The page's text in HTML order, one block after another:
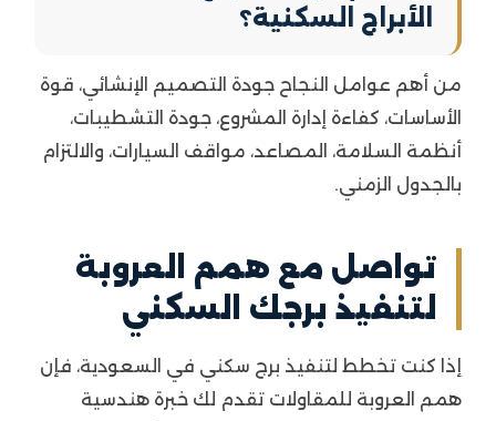
الأبراج السكنية؟
من أهم عوامل النجاح جودة التصميم الإنشائي، قوة
الأساسات، كفاءة إدارة المشروع، جودة التشطيبات،
أنظمة السلامة، المصاعد، مواقف السيارات، والالتزام
بالجدول الزمني.
تواصل مع همم العروبة
لتنفيذ برجك السكني
إذا كنت تخطط لتنفيذ برج سكني في السعودية، فإن
همم العروبة للمقاولات تقدم لك خبرة هندسية